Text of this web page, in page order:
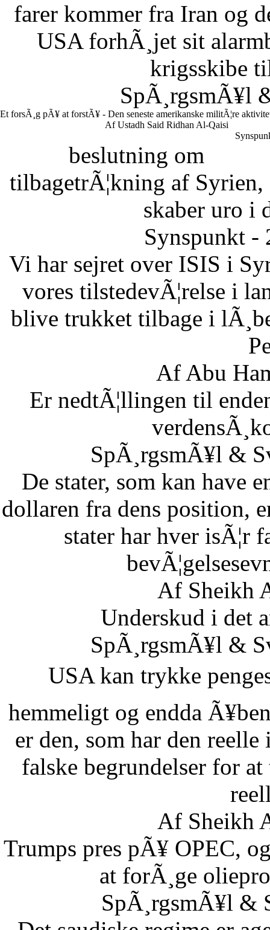
farer kommer fra Iran og
USA forhÃ¸jet sit
krigsskibe
SpÃ¸rgsmÃ¥l
Et forsÃ¸g pÃ¥ at forstÃ¥ - Den seneste amerikanske militÃ¦re
Af Ustadh Said Ridhan Al-Qaisi
beslutning om
tilbagetrÃ¦kning af Syrien,
skaber uro i
Synspunkt -
Vi har sejret over ISIS i
vores tilstedevÃ¦relse i
blive trukket tilbage i
Af Abu
Er nedtÃ¦llingen til
SpÃ¸rgsmÃ¥l &
De stater, som kan have
dollaren fra dens position,
stater har hver isÃ¦r
Af Sheikh
Underskud i det
SpÃ¸rgsmÃ¥l &
USA kan trykke
hemmeligt og endda
er den, som har den
falske begrundelser for
Af Sheikh
Trumps pres pÃ¥ OPEC,
at forÃ¸ge
SpÃ¸rgsmÃ¥l &